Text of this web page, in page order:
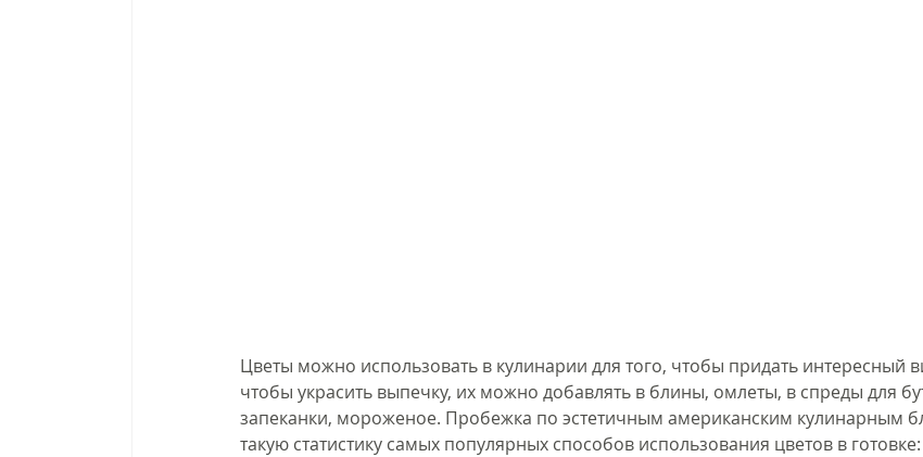
Цветы можно использовать в кулинарии для того, чтобы придать интересный
чтобы украсить выпечку, их можно добавлять в блины, омлеты, в спреды для
запеканки, мороженое. Пробежка по эстетичным американским кулинарным
такую статистику самых популярных способов использования цветов в готовке: